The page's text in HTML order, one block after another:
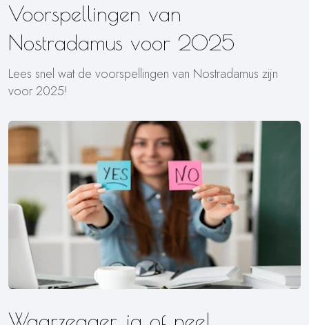
Voorspellingen van
Nostradamus voor 2025
Lees snel wat de voorspellingen van Nostradamus zijn
voor 2025!